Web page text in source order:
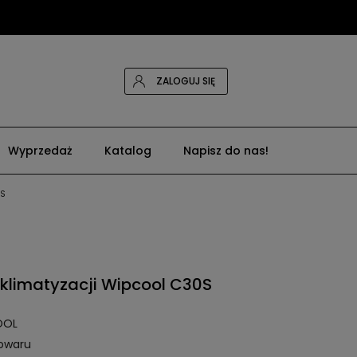
ZALOGUJ SIĘ
Wyprzedaż Katalog Napisz do nas!
Wipcool C30S